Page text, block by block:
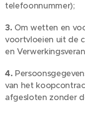
telefoonnummer);
3. Om wetten en
voortvloeien uit de
en
4.
van het
afgesloten zonder